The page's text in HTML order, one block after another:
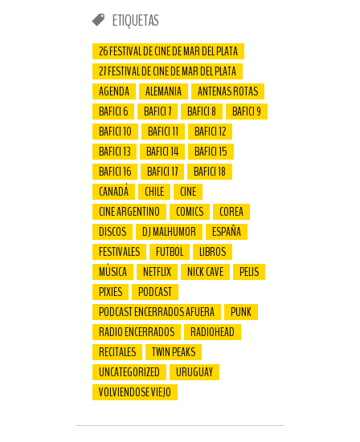
ETIQUETAS
26 FESTIVAL DE CINE DE MAR DEL PLATA
27 FESTIVAL DE CINE DE MAR DEL PLATA
AGENDA
ALEMANIA
ANTENAS ROTAS
BAFICI 6
BAFICI 7 BAFICI 8
BAFICI 9
BAFICI 10
BAFICI 11
BAFICI 12
BAFICI 13
BAFICI 14
BAFICI 15
BAFICI 16
BAFICI 17
BAFICI 18
CANADÁ
CHILE
CINE
CINE ARGENTINO
COMICS
COREA
DISCOS
DJ MALHUMOR
ESPAÑA
FESTIVALES
FUTBOL
LIBROS
MÚSICA
NETFLIX NICK CAVE
PELIS
PIXIES
PODCAST
PODCAST ENCERRADOS AFUERA
PUNK
RADIO ENCERRADOS
RADIOHEAD
RECITALES
TWIN PEAKS
UNCATEGORIZED
URUGUAY
VOLVIENDOSE VIEJO